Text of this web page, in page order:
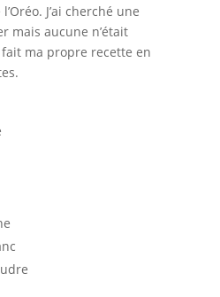
J’ai cherché une
mais aucune n’était
fait ma propre recette en